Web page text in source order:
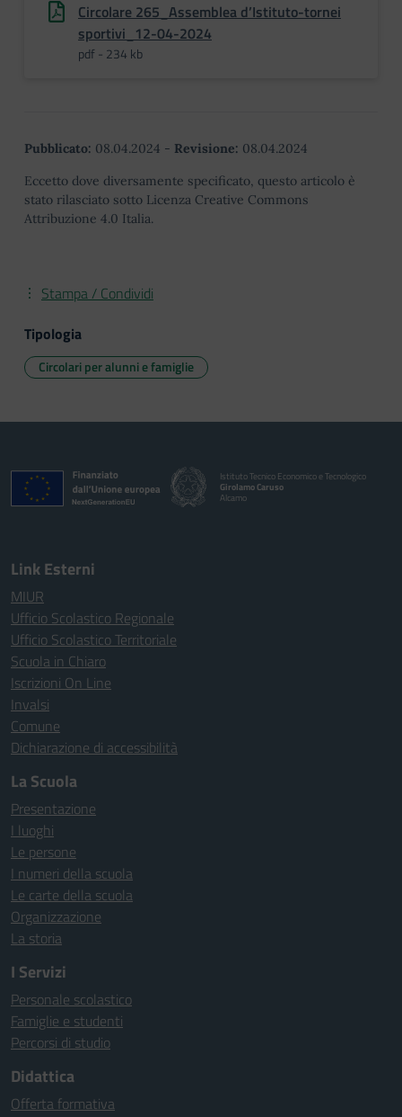
Circolare 265_Assemblea d’Istituto-tornei
sportivi_12-04-2024
pdf - 234 kb
Pubblicato: 08.04.2024 - Revisione: 08.04.2024
Eccetto dove diversamente specificato, questo articolo è
stato rilasciato sotto Licenza Creative Commons
Attribuzione 4.0 Italia.
Stampa / Condividi
Tipologia
Circolari per alunni e famiglie
Istituto Tecnico Economico e Tecnologico
Girolamo Caruso
Alcamo
Link Esterni
MIUR
Ufficio Scolastico Regionale
Ufficio Scolastico Territoriale
Scuola in Chiaro
Iscrizioni On Line
Invalsi
Comune
Dichiarazione di accessibilità
La Scuola
Presentazione
I luoghi
Le persone
I numeri della scuola
Le carte della scuola
Organizzazione
La storia
I Servizi
Personale scolastico
Famiglie e studenti
Percorsi di studio
Didattica
Offerta formativa